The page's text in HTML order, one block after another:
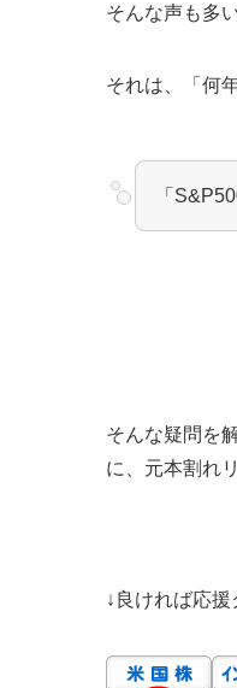
そんな声も多
それは、「何
「
そんな疑問を
に、元本割れ
↓良ければ応援